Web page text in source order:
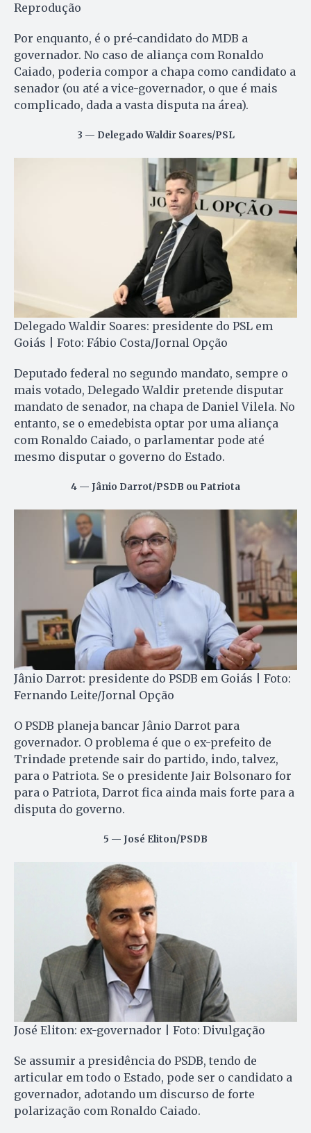
Reprodução
Por enquanto, é o pré-candidato do MDB a
governador. No caso de aliança com Ronaldo
Caiado, poderia compor a chapa como candidato a
senador (ou até a vice-governador, o que é mais
complicado, dada a vasta disputa na área).
3 — Delegado Waldir Soares/PSL
Delegado Waldir Soares: presidente do PSL em
Goiás | Foto: Fábio Costa/Jornal Opção
Deputado federal no segundo mandato, sempre o
mais votado, Delegado Waldir pretende disputar
mandato de senador, na chapa de Daniel Vilela. No
entanto, se o emedebista optar por uma aliança
com Ronaldo Caiado, o parlamentar pode até
mesmo disputar o governo do Estado.
4 — Jânio Darrot/PSDB ou Patriota
Jânio Darrot: presidente do PSDB em Goiás | Foto:
Fernando Leite/Jornal Opção
O PSDB planeja bancar Jânio Darrot para
governador. O problema é que o ex-prefeito de
Trindade pretende sair do partido, indo, talvez,
para o Patriota. Se o presidente Jair Bolsonaro for
para o Patriota, Darrot fica ainda mais forte para a
disputa do governo.
5 — José Eliton/PSDB
José Eliton: ex-governador | Foto: Divulgação
Se assumir a presidência do PSDB, tendo de
articular em todo o Estado, pode ser o candidato a
governador, adotando um discurso de forte
polarização com Ronaldo Caiado.